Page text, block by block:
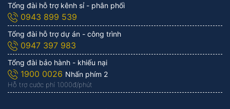
Tổng đài hỗ trợ kênh sỉ - phân phối
0943 899 539
Tổng đài hỗ trợ dự án - công trình
0947 397 983
Tổng đài bảo hành - khiếu nại
1900 0026 Nhấn phím 2
Hỗ trợ cước phí 1.000đ/phút